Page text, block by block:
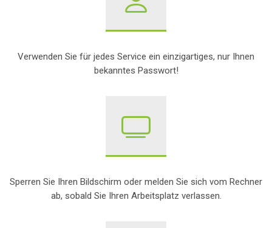
Verwenden Sie für jedes Service ein einzigartiges, nur Ihnen
bekanntes Passwort!
Sperren Sie Ihren Bildschirm oder melden Sie sich vom Rechner
ab, sobald Sie Ihren Arbeitsplatz verlassen.